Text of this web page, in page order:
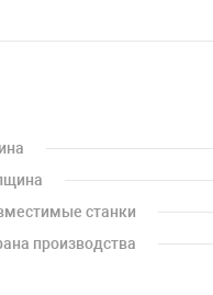
станки
производства